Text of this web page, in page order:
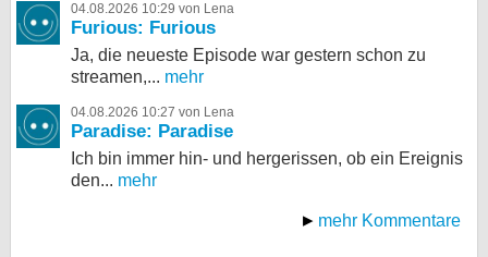
04.08.2026 10:29 von Lena
Furious: Furious
Ja, die neueste Episode war gestern schon zu
streamen,... mehr
04.08.2026 10:27 von Lena
Paradise: Paradise
Ich bin immer hin- und hergerissen, ob ein Ereignis
den... mehr
mehr Kommentare